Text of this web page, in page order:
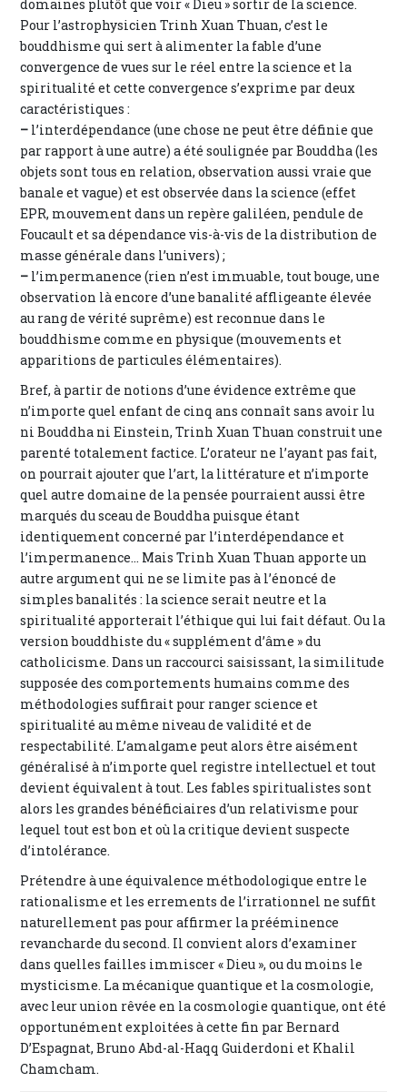
domaines plutôt que voir « Dieu » sortir de la science.
Pour l’astrophysicien Trinh Xuan Thuan, c’est le
bouddhisme qui sert à alimenter la fable d’une
convergence de vues sur le réel entre la science et la
spiritualité et cette convergence s’exprime par deux
caractéristiques :
– l’interdépendance (une chose ne peut être définie que
par rapport à une autre) a été soulignée par Bouddha (les
objets sont tous en relation, observation aussi vraie que
banale et vague) et est observée dans la science (effet
EPR, mouvement dans un repère galiléen, pendule de
Foucault et sa dépendance vis-à-vis de la distribution de
masse générale dans l’univers) ;
– l’impermanence (rien n’est immuable, tout bouge, une
observation là encore d’une banalité affligeante élevée
au rang de vérité suprême) est reconnue dans le
bouddhisme comme en physique (mouvements et
apparitions de particules élémentaires).
Bref, à partir de notions d’une évidence extrême que
n’importe quel enfant de cinq ans connaît sans avoir lu
ni Bouddha ni Einstein, Trinh Xuan Thuan construit une
parenté totalement factice. L’orateur ne l’ayant pas fait,
on pourrait ajouter que l’art, la littérature et n’importe
quel autre domaine de la pensée pourraient aussi être
marqués du sceau de Bouddha puisque étant
identiquement concerné par l’interdépendance et
l’impermanence... Mais Trinh Xuan Thuan apporte un
autre argument qui ne se limite pas à l’énoncé de
simples banalités : la science serait neutre et la
spiritualité apporterait l’éthique qui lui fait défaut. Ou la
version bouddhiste du « supplément d’âme » du
catholicisme. Dans un raccourci saisissant, la similitude
supposée des comportements humains comme des
méthodologies suffirait pour ranger science et
spiritualité au même niveau de validité et de
respectabilité. L’amalgame peut alors être aisément
généralisé à n’importe quel registre intellectuel et tout
devient équivalent à tout. Les fables spiritualistes sont
alors les grandes bénéficiaires d’un relativisme pour
lequel tout est bon et où la critique devient suspecte
d’intolérance.
Prétendre à une équivalence méthodologique entre le
rationalisme et les errements de l’irrationnel ne suffit
naturellement pas pour affirmer la prééminence
revancharde du second. Il convient alors d’examiner
dans quelles failles immiscer « Dieu », ou du moins le
mysticisme. La mécanique quantique et la cosmologie,
avec leur union rêvée en la cosmologie quantique, ont été
opportunément exploitées à cette fin par Bernard
D’Espagnat, Bruno Abd-al-Haqq Guiderdoni et Khalil
Chamcham.